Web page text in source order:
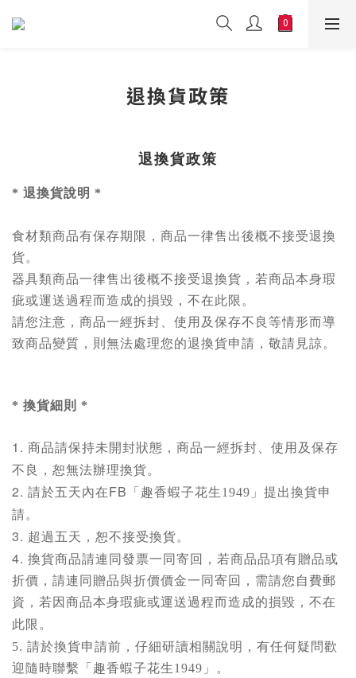
退換貨政策
退換貨政策
* 退換貨說明 *
食材類商品有保存期限，商品一律售出後概不接受退換
貨。
器具類商品一律售出後概不接受退換貨，若商品本身瑕
疵或運送過程而造成的損毀，不在此限。
請您注意，商品一經拆封、使用及保存不良等情形而導
致商品變質，則無法處理您的退換貨申請，敬請見諒。
* 換貨細則 *
1. 商品請保持未開封狀態， 商品一經拆封、使用及保存
不良，恕無法辦理換貨。
2. 請於五天內在FB 「趣香蝦子花生1949」 提出換貨申
請。
3. 超過五天，恕不接受換貨。
4. 換貨商品請連同發票一同寄回，若商品品項有贈品或
折價，請連同贈品與折價價金一同寄回，需請您自費郵
資 ，若因商品本身瑕疵或運送過程而造成的損毀，不在
此限。
5. 請於換貨申請前，仔細研讀相關說明，有任何疑問歡
迎隨時聯繫「趣香蝦子花生1949」。